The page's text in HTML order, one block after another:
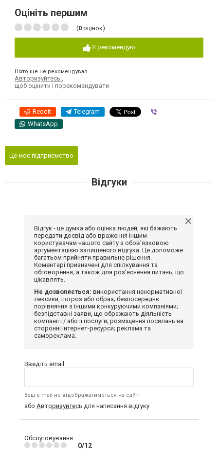
Оцініть першим
(0 оцінок)
Я рекомендую
Ніхто ще не рекомендував
Авторизуйтесь
щоб оцінити і порекомендувати
Reddit Telegram
WhatsApp
Це моє підприємство
Відгуки
Відгук - це думка або оцінка людей, які бажають
передати досвід або враження іншим
користувачам нашого сайту з обов'язковою
аргументацією залишеного відгука. Це допоможе
багатьом прийняти правильне рішення.
Коментарі призначені для спілкування та
обговорення, а також для роз'яснення питань, що
цікавлять.
Не дозволяється: використання ненормативної
лексики, погроз або образ; безпосереднє
порівняння з іншими конкуруючими компаніями;
безпідставні заяви, що ображають діяльність
компанії і / або її послуги; розміщення посилань на
сторонні інтернет-ресурси; реклама та
самореклама.
Введіть email:
Ваш e-mail не відображатиметься на сайті
або Авторизуйтесь для написання відгуку
Обслуговування
0/12